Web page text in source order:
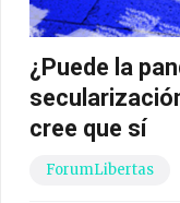
¿Puede la
cree que sí
ForumLibertas